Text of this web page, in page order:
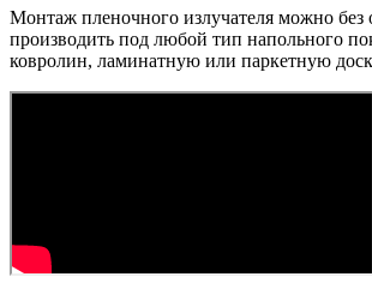
Монтаж пленочного излучателя можно без
производить под любой тип напольного
ковролин, ламинатную или паркетную